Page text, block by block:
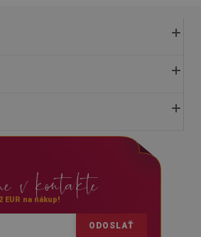
OD ZMLUVY
v kontakte
na nákup!
ODOSLAŤ